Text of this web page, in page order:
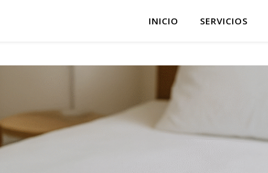
INICIO SERVICIOS